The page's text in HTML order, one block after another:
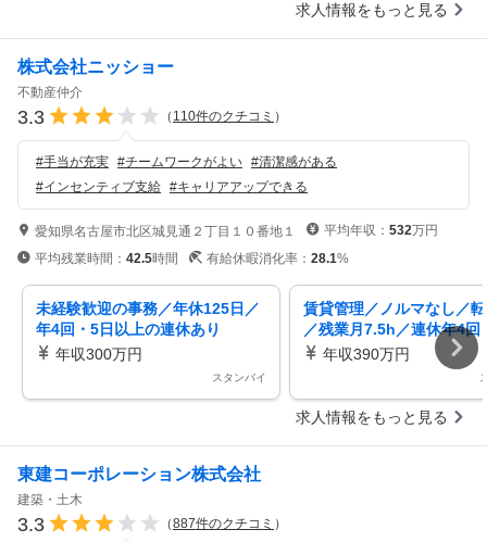
求人情報をもっと見る
株式会社ニッショー
不動産仲介
3.3 （ 110件のクチコミ ）
#手当が充実 #チームワークがよい #清潔感がある
#インセンティブ支給 #キャリアアップできる
愛知県名古屋市北区城見通２丁目１０番地１ 平均年収： 532万円
平均残業時間： 42.5時間 有給休暇消化率： 28.1%
未経験歓迎の事務／年休125日／
年4回・5日以上の連休あり
年収300万円
スタンバイ
賃貸管理／ノルマなし／
／残業月7.5h／連休年4回
年収390万円
求人情報をもっと見る
東建コーポレーション株式会社
建築・土木
3.3 （887件のクチコミ ）